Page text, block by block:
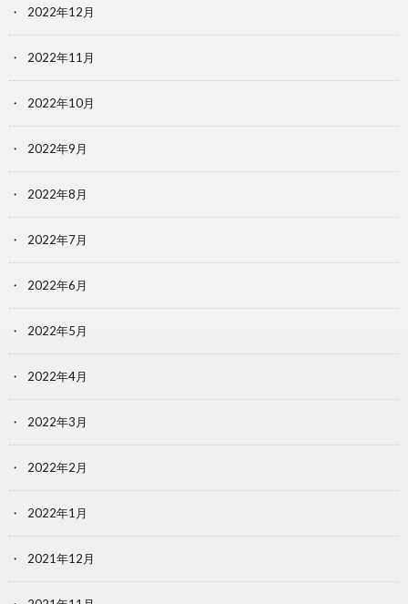
2022年12月
2022年11月
2022年10月
2022年9月
2022年8月
2022年7月
2022年6月
2022年5月
2022年4月
2022年3月
2022年2月
2022年1月
2021年12月